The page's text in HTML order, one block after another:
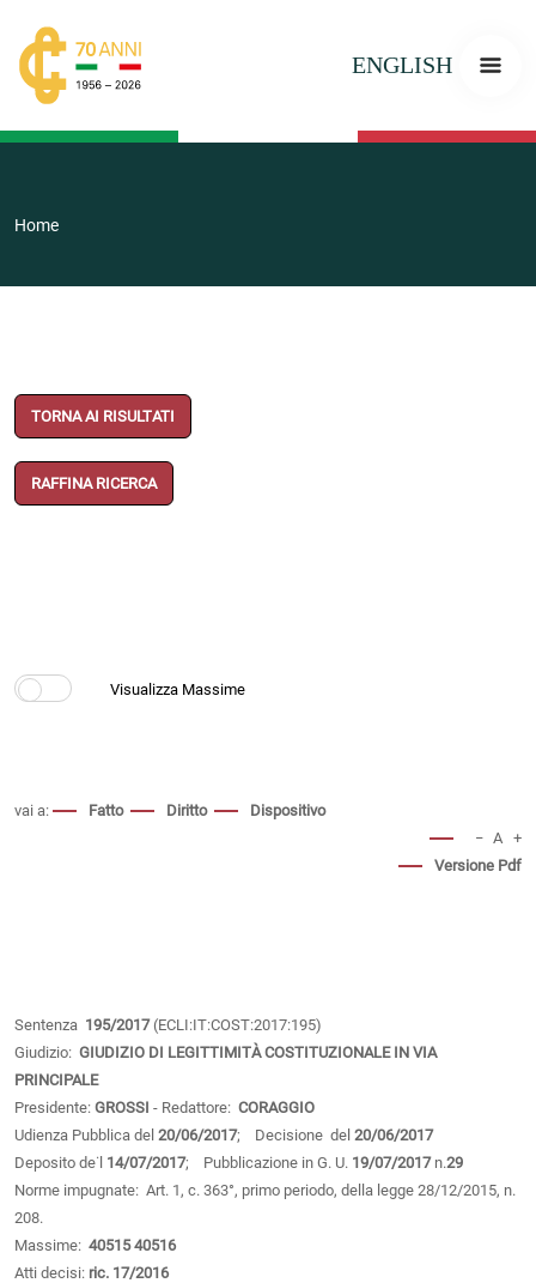
ENGLISH
Home
TORNA AI RISULTATI
RAFFINA RICERCA
vai a: Fatto Diritto
Dispositivo
− A +
Versione Pdf
Sentenza 195/2017(ECLI:IT:COST:2017:195)
Giudizio: GIUDIZIO DI LEGITTIMITÀ COSTITUZIONALE IN VIA
PRINCIPALE
Presidente: GROSSI - Redattore: CORAGGIO
Udienza Pubblica del 20/06/2017; Decisione del 20/06/2017
Deposito de˙l 14/07/2017; Pubblicazione in G. U. 19/07/2017n.29
Norme impugnate: Art. 1, c. 363°, primo periodo, della legge 28/12/2015, n.
208.
Massime: 40515 40516
Atti decisi: ric. 17/2016